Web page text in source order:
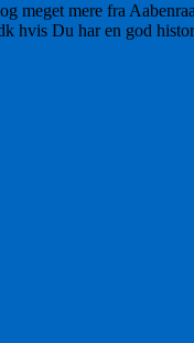
meget mere fra
hvis Du har en god